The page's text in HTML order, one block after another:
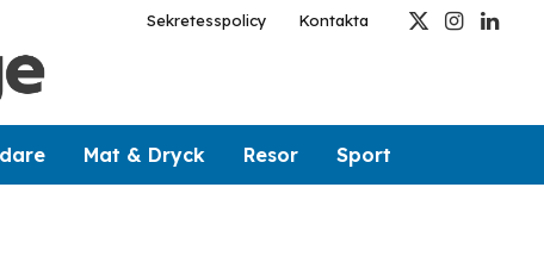
Sekretesspolicy Kontakta
X
Instagram
Mat & Dryck Resor Sport